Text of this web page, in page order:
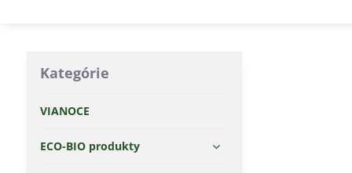
Kategórie
VIANOCE
ECO-BIO produkty